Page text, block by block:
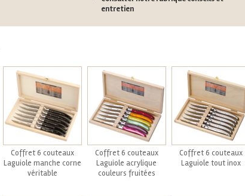
entretien
Coffret 6 couteaux
Laguiole manche corne
véritable
Coffret 6 couteaux
Laguiole acrylique
couleurs fruitées
Coffret 6 couteaux
Laguiole tout inox